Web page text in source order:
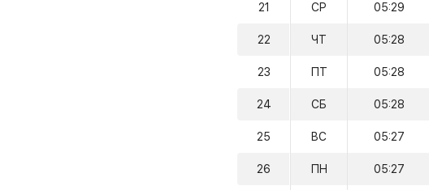
21 СР 05:29
22 ЧТ 05:28
23 ПТ 05:28
24 СБ 05:28
25 ВС 05:27
26 ПН 05:27